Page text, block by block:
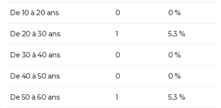
De 10 à 20 ans 0 0 %
De 20 à 30 ans 1 5,3 %
De 30 à 40 ans 0 0 %
De 40 à 50 ans 0 0 %
De 50 à 60 ans 1 5,3 %